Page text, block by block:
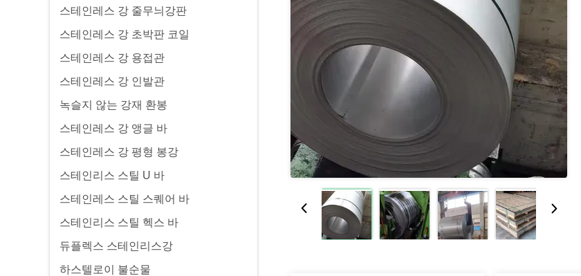
스테인레스 강 줄무늬강판
스테인레스 강 초박판 코일
스테인레스 강 용접관
스테인레스 강 인발관
녹슬지 않는 강재 환봉
스테인레스 강 앵글 바
스테인레스 강 평형 봉강
스테인리스 스틸 U 바
스테인레스 스틸 스퀘어 바
스테인리스 스틸 헥스 바
듀플렉스 스테인리스강
하스텔로이 불순물